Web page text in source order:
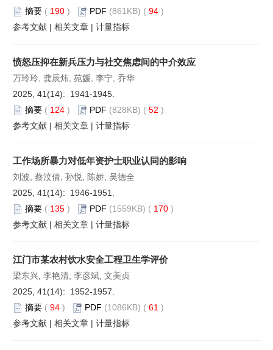
摘要 ( 190 ) PDF (861KB) ( 94 )
参考文献 | 相关文章 | 计量指标
愤怒压抑在新兵压力与社交焦虑间的中介效应
万玲玲, 龚辰炜, 苑媛, 李宁, 乔华
2025, 41(14): 1941-1945.
摘要 ( 124 ) PDF (828KB) ( 52 )
参考文献 | 相关文章 | 计量指标
工作场所暴力对低年资护士职业认同的影响
刘波, 蔡汶倩, 孙悦, 陈娇, 吴德全
2025, 41(14): 1946-1951.
摘要 ( 135 ) PDF (1559KB) ( 170 )
参考文献 | 相关文章 | 计量指标
江门市某农村饮水安全工程卫生学评价
梁东兴, 李艳清, 李彦斌, 文美贞
2025, 41(14): 1952-1957.
摘要 ( 94 ) PDF (1086KB) ( 61 )
参考文献 | 相关文章 | 计量指标